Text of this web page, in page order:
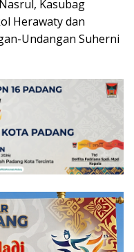
Kasubag
Herawaty dan
Undangan Suherni